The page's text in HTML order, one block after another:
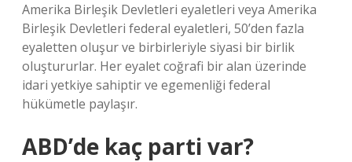
Amerika Birleşik Devletleri eyaletleri veya Amerika
Birleşik Devletleri federal eyaletleri, 50’den fazla
eyaletten oluşur ve birbirleriyle siyasi bir birlik
oluştururlar. Her eyalet coğrafi bir alan üzerinde
idari yetkiye sahiptir ve egemenliği federal
hükümetle paylaşır.
ABD’de kaç parti var?